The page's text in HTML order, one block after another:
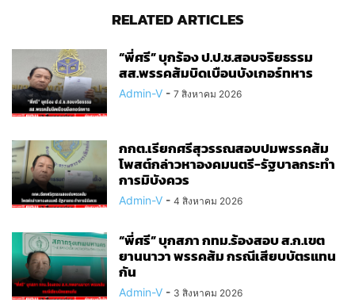
RELATED ARTICLES
“พี่ศรี” บุกร้อง ป.ป.ช.สอบจริยธรรม
สส.พรรคส้มบิดเบือนบังเกอร์ทหาร
Admin-V - 7 สิงหาคม 2026
กกต.เรียกศรีสุวรรณสอบปมพรรคส้ม
โพสต์กล่าวหาองคมนตรี-รัฐบาลกระทำ
การมิบังควร
Admin-V - 4 สิงหาคม 2026
“พี่ศรี” บุกสภา กทม.ร้องสอบ ส.ก.เขต
ยานนาวา พรรคส้ม กรณีเสียบบัตรแทน
กัน
Admin-V - 3 สิงหาคม 2026